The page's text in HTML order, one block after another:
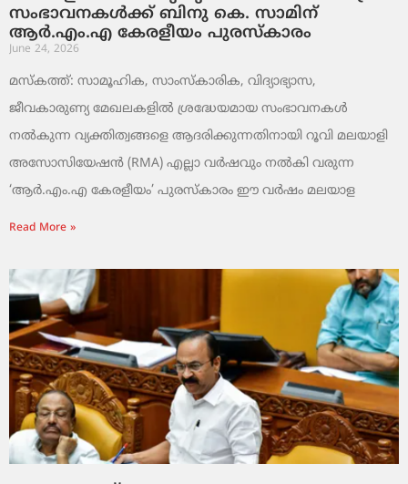
സംഭാവനകൾക്ക് ബിനു കെ. സാമിന്
ആർ.എം.എ കേരളീയം പുരസ്‌കാരം
June 24, 2026
മസ്കത്ത്: സാമൂഹിക, സാംസ്‌കാരിക, വിദ്യാഭ്യാസ,
ജീവകാരുണ്യ മേഖലകളിൽ ശ്രദ്ധേയമായ സംഭാവനകൾ
നൽകുന്ന വ്യക്തിത്വങ്ങളെ ആദരിക്കുന്നതിനായി റൂവി മലയാളി
അസോസിയേഷൻ (RMA) എല്ലാ വർഷവും നൽകി വരുന്ന
‘ആർ.എം.എ കേരളീയം’ പുരസ്‌കാരം ഈ വർഷം മലയാള
Read More »